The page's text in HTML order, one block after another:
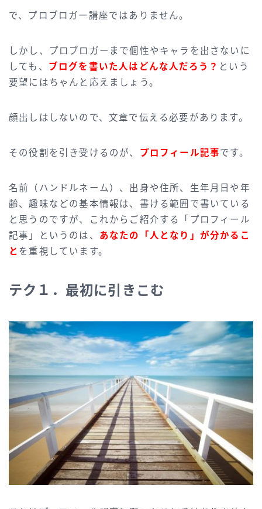
で、プロブロガー講座ではありません。
しかし、プロブロガーまで個性やキャラを出さないに
しても、 ブログを書いた人はどんな人だろう？ という
要望にはちゃんと応えましょう。
顔出しはしないので、文章で伝える必要があります。
その役割を引き受けるのが、 プロフィール記事です。
名前（ハンドルネーム）、出身や住所、生年月日や年
齢、趣味などの基本情報は、書ける範囲で書いている
と思うのですが、これからご紹介する「プロフィール
記事」というのは、 あなたの「人となり」が分かるこ
と を重視しています。
テク１．最初に引きこむ